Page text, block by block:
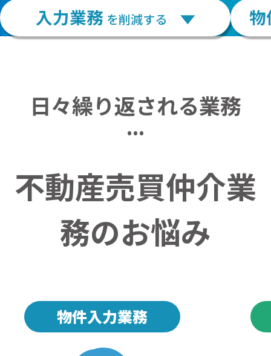
入力業務 を削減する 物
日々繰り返される業務
...
不動産売買仲介業
務のお悩み
物件入力業務